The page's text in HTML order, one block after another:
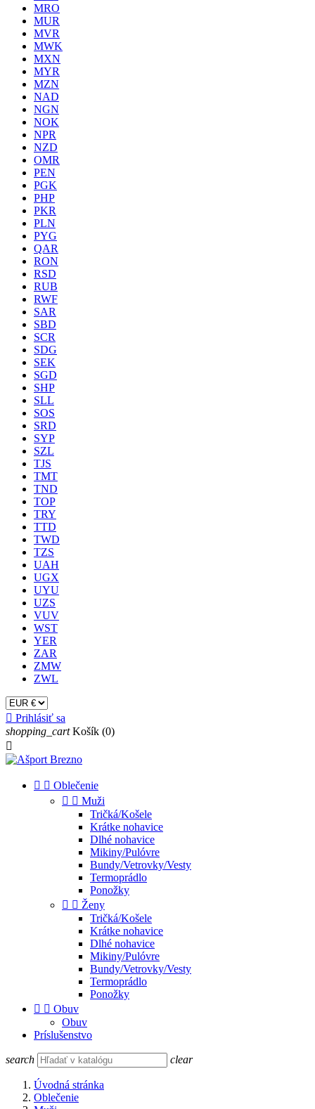
MRO
MUR
MVR
MWK
MXN
MYR
MZN
NAD
NGN
NOK
NPR
NZD
OMR
PEN
PGK
PHP
PKR
PLN
PYG
QAR
RON
RSD
RUB
RWF
SAR
SBD
SCR
SDG
SEK
SGD
SHP
SLL
SOS
SRD
SYP
SZL
TJS
TMT
TND
TOP
TRY
TTD
TWD
TZS
UAH
UGX
UYU
UZS
VUV
WST
YER
ZAR
ZMW
ZWL
 Prihlásiť sa
shopping_cart Košík (0)

  Oblečenie
  Muži
Tričká/Košele
Krátke nohavice
Dlhé nohavice
Mikiny/Pulóvre
Bundy/Vetrovky/Vesty
Termoprádlo
Ponožky
  Ženy
Tričká/Košele
Krátke nohavice
Dlhé nohavice
Mikiny/Pulóvre
Bundy/Vetrovky/Vesty
Termoprádlo
Ponožky
  Obuv
Obuv
Príslušenstvo
search clear
Úvodná stránka
Oblečenie